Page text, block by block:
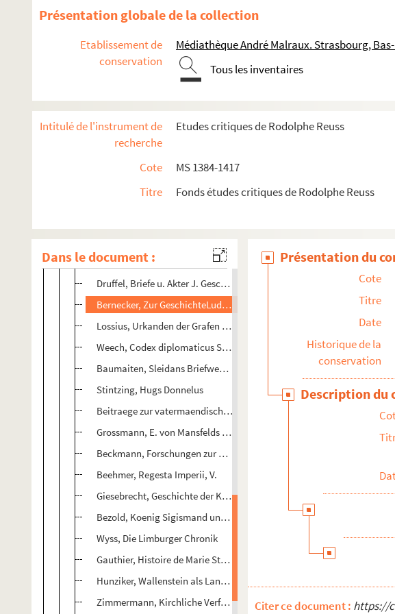
Présentation globale de la collection
Etablissement de
conservation
Médiathèque André Malraux. Strasbourg,
Tous les inventaires
Intitulé de l'instrument de
recherche
Etudes critiques de Rodolphe Reuss
Cote
MS 1384-1417
Titre
Fonds études critiques de Rodolphe Reuss
Dans le document :
(Mlle Warnod) Pensées pour chaque jour
Erichson, Ulrich Zwingli und die Elsaener Reformatoren
Etrennes chrétiennes, onzième année
Weech, Sebastian Bürsters Schwedischen Krieg
Schoeder, Scharnhorst Leben
A. Besson, Der Krieg von 1278 u. Dürnkrut
Grüenbaum, Die Publicistik des ?. Krieges
Pasteracci, Die Schlacht bei Entzheim
Druffel, Briefe u. Akter J. Gesch. des XVI.
Bernecker, Zur GeschichteLudwig IV v. Thüringen
Lossius, Urkanden der Grafen von Legardie
Weech, Codex diplomaticus Salemitanus, I.
Baumaiten, Sleidans Briefwechsel
Stintzing, Hugs Donnelus
Beitraege zur vatermaendischen Geschichte von Basel, IX.
Grossmann, E. von Mansfelds Letzte Thaten
Beckmann, Forschungen zur Gesch. der (?) v. Orléans
Beehmer, Regesta Imperii, V.
Giesebrecht, Geschichte der Kaiszeit, IV, 2.
Bezold, Koenig Sigismand und die Reichs Kriege, II.
Wyss, Die Limburger Chronik
Gauthier, Histoire de Marie Stuart
Hunziker, Wallenstein als Landesherr
Zimmermann, Kirchliche Verfanungs Kaemple in XV. Jhdt
Présentation du
Cote
Titre
Date
Historique de la
conservation
Description du
Citer ce document : https://